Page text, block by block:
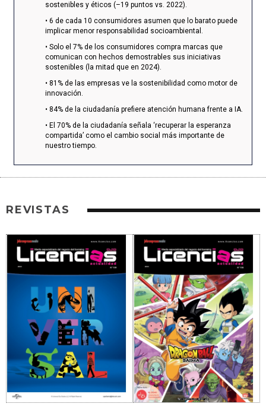
sostenibles y éticos (–19 puntos vs. 2022).
• 6 de cada 10 consumidores asumen que lo barato puede
implicar menor responsabilidad socioambiental.
• Solo el 7% de los consumidores compra marcas que
comunican con hechos demostrables sus iniciativas
sostenibles (la mitad que en 2024).
• 81% de las empresas ve la sostenibilidad como motor de
innovación.
• 84% de la ciudadanía prefiere atención humana frente a IA.
• El 70% de la ciudadanía señala ‘recuperar la esperanza
compartida’ como el cambio social más importante de
nuestro tiempo.
REVISTAS